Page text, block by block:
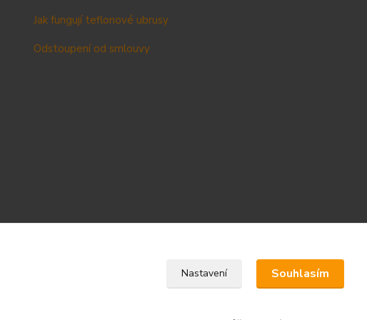
Jak fungují teflonové ubrusy
Odstoupení od smlouvy
Upravit sběr cookies.
Nastavení Souhlasím